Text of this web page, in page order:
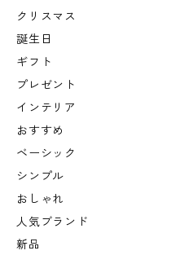
クリスマス
誕生日
ギフト
プレゼント
インテリア
おすすめ
ベーシック
シンプル
おしゃれ
人気ブランド
新品